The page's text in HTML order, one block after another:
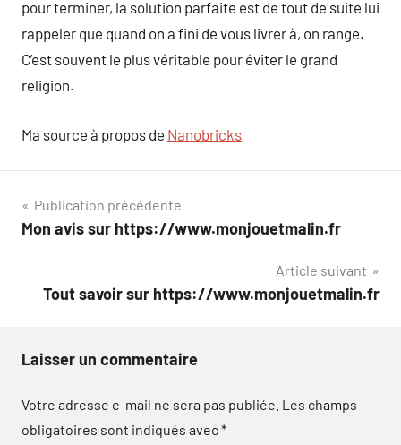
pour terminer, la solution parfaite est de tout de suite lui
rappeler que quand on a fini de vous livrer à, on range.
C’est souvent le plus véritable pour éviter le grand
religion.
Ma source à propos de Nanobricks
Navigation
de
Publication précédente
Mon avis sur https://www.monjouetmalin.fr
Article suivant
Tout savoir sur https://www.monjouetmalin.fr
Laisser un commentaire
Votre adresse e-mail ne sera pas publiée. Les champs
obligatoires sont indiqués avec*